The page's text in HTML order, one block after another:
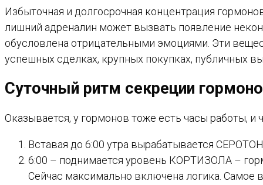
Избыточная и долгосрочная концентрация
лишний адреналин может вызвать появление
обусловлена отрицательными эмоциями. Эти
успешных сделках, крупных покупках, публичных
Суточный ритм секреции
Оказывается, у гормонов тоже есть часы работы,
Вставая до 6:00 утра вырабатывается
6:00 – поднимается уровень КОРТИЗОЛА –
Сейчас максимально включена логика. Самое